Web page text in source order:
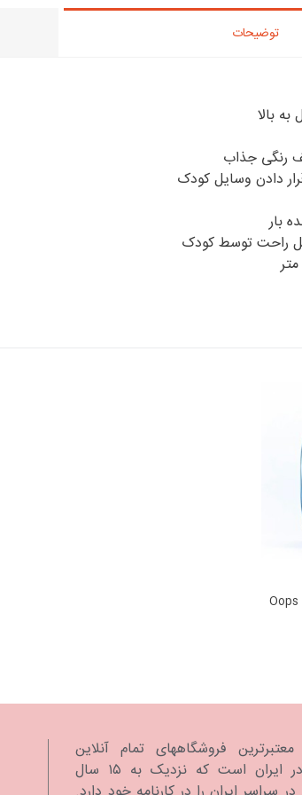
توضیحات
رنگی جذاب
دادن وسایل کودک
بار
ترولی طرح جدید خرس اوپس Oops
فروشگاههای تمام آنلاین
سیسمونی و اسباب‌بازی در ایران است که نزدیک به ۱۵ سال